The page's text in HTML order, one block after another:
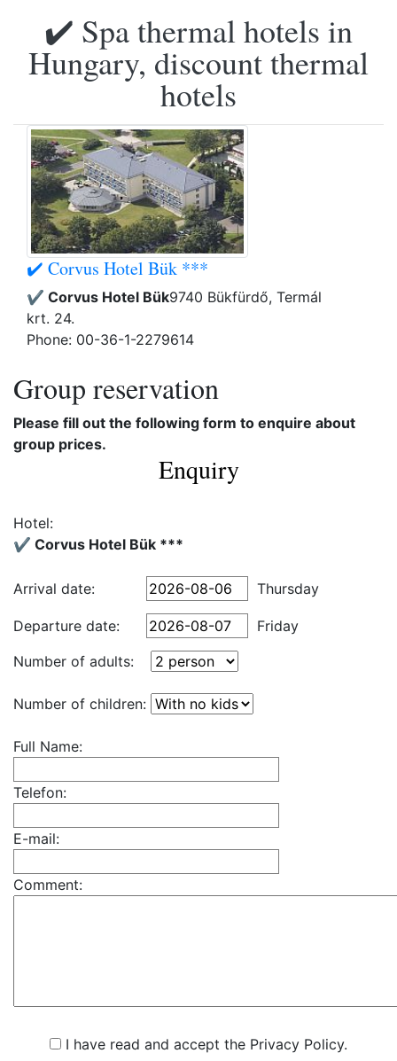
✔️ Spa thermal hotels in
Hungary, discount thermal
hotels
✔️ Corvus Hotel Bük ***
✔️ Corvus Hotel Bük9740 Bükfürdő, Termál
krt. 24.
Phone: 00-36-1-2279614
Group reservation
Please fill out the following form to enquire about
group prices.
Enquiry
Hotel:
✔️ Corvus Hotel Bük ***
Arrival date: Thursday
Departure date:
Friday
Number of adults:
Number of children:
Full Name:
Telefon:
E-mail:
Comment:
I have read and accept the Privacy Policy.